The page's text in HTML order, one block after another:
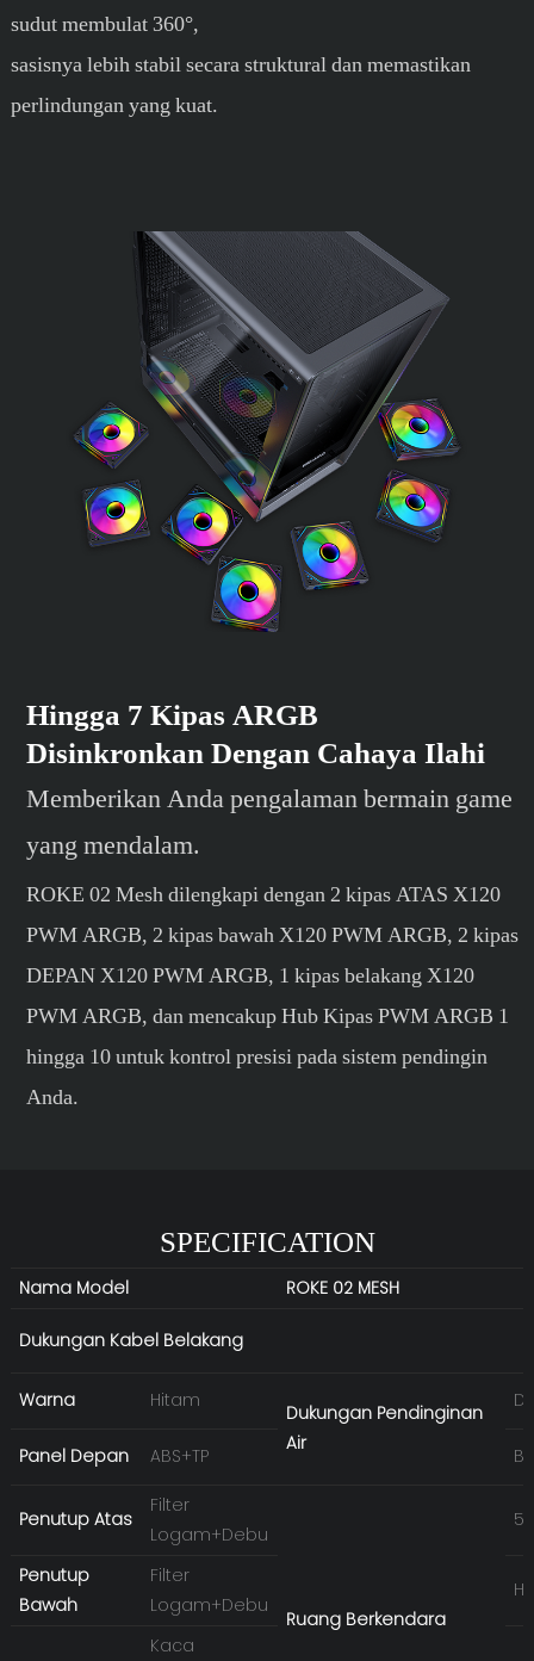
sudut membulat 360°,
sasisnya lebih stabil secara struktural dan memastikan
perlindungan yang kuat.
Hingga 7 Kipas ARGB
Disinkronkan Dengan Cahaya Ilahi
Memberikan Anda pengalaman bermain game
yang mendalam.
ROKE 02 Mesh dilengkapi dengan 2 kipas ATAS X120
PWM ARGB, 2 kipas bawah X120 PWM ARGB, 2 kipas
DEPAN X120 PWM ARGB, 1 kipas belakang X120
PWM ARGB, dan mencakup Hub Kipas PWM ARGB 1
hingga 10 untuk kontrol presisi pada sistem pendingin
Anda.
SPECIFICATION
Nama Model ROKE 02 MESH
Dukungan Kabel Belakang
Warna Hitam
Dukungan Pendinginan
Air
Panel Depan ABS+TP
Penutup Atas
Filter
Logam+Debu
Ruang Berkendara
Penutup
Bawah
Filter
Logam+Debu
Kaca